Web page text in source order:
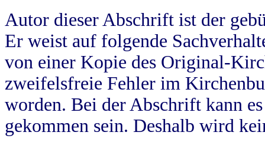
Autor dieser Abschrift ist der
Er weist auf folgende
von einer Kopie des Original-
zweifelsfreie Fehler im
worden. Bei der Abschrift kann
gekommen sein. Deshalb wird